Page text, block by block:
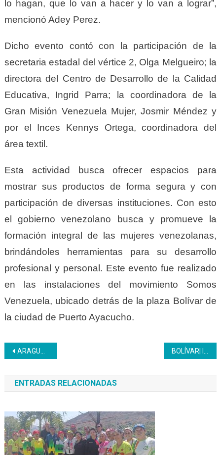
lo hagan, que lo van a hacer y lo van a lograr”,
mencionó Adey Perez.
Dicho evento contó con la participación de la
secretaria estadal del vértice 2, Olga Melgueiro; la
directora del Centro de Desarrollo de la Calidad
Educativa, Ingrid Parra; la coordinadora de la
Gran Misión Venezuela Mujer, Josmir Méndez y
por el Inces Kennys Ortega, coordinadora del
área textil.
Esta actividad busca ofrecer espacios para
mostrar sus productos de forma segura y con
participación de diversas instituciones. Con esto
el gobierno venezolano busca y promueve la
formación integral de las mujeres venezolanas,
brindándoles herramientas para su desarrollo
profesional y personal. Este evento fue realizado
en las instalaciones del movimiento Somos
Venezuela, ubicado detrás de la plaza Bolívar de
la ciudad de Puerto Ayacucho.
Navegación
de
entradas
ARAGUA | El equipo Inces promueve innovaciones del campus virtual y del liceo Inces Aragua
ENTRADAS RELACIONADAS